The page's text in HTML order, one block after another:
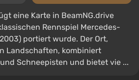
eine Karte in BeamNG.drive
Rennspiel Mercedes-
portiert wurde. Der Ort,
Landschaften, kombiniert
Schneepisten und bietet vie ...